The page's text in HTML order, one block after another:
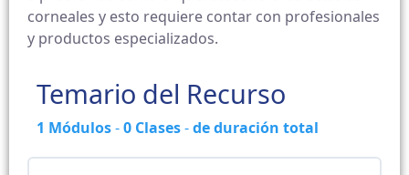
corneales y esto requiere contar con profesionales
y productos especializados.
Temario del Recurso
1 Módulos-0 Clases-de duración total